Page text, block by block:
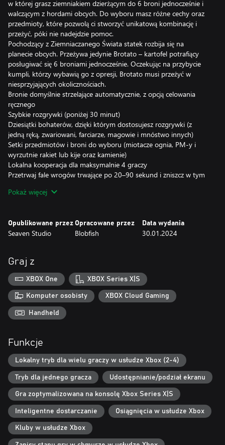
w której grasz ziemniakiem dzierżącym do 6 broni jednocześnie i
walczącym z hordami obcych. Do wyboru masz różne cechy oraz
przedmioty, które pozwolą ci stworzyć unikatową kombinację i
przeżyć, póki nie nadejdzie pomoc.
Pochodzący z Ziemniaczanego Świata statek rozbija się na
planecie obcych. Przeżywa jedynie Brotato – kartofel potrafiący
posługiwać się 6 broniami jednocześnie. Oczekując na przybycie
kumpli, którzy wybawią go z opresji, Brotato musi przeżyć w
niesprzyjających okolicznościach.
Bronie domyślnie strzelające automatycznie, z opcją celowania
ręcznego
Szybkie rozgrywki (poniżej 30 minut)
Dziesiątki bohaterów, dzięki którym dostosujesz rozgrywki (z
jedną ręką, zwariowani, farciarze, magowie i mnóstwo innych)
Setki przedmiotów i broni do wyboru (miotacze ognia, PM-y i
wyrzutnie rakiet lub kije oraz kamienie)
Lokalna kooperacja dla maksymalnie 4 graczy
Przetrwaj fale wrogów trwające po 20–90 sekund i zniszcz w tym
Zbieraj materiały, aby zdobywać doświadczenie i zgarniaj
Ułatwienia dostępu: dostosuj zdrowie, zadawane obrażenia i
prędkość, z jaką poruszają się wrogowie, aby dopasować poziom
Pokaż więcej
Opublikowane przez
Seaven Studio
Opracowane przez
Blobfish
Data wydania
30.01.2024
Graj z
XBOX One XBOX Series X|S
Komputer osobisty XBOX Cloud Gaming
Handheld
Funkcje
Lokalny tryb dla wielu graczy w usłudze Xbox (2-4)
Tryb dla jednego gracza Udostępnianie/podział ekranu
Gra zoptymalizowana na konsolę Xbox Series X|S
Inteligentne dostarczanie Osiągnięcia w usłudze Xbox
Kluby w usłudze Xbox